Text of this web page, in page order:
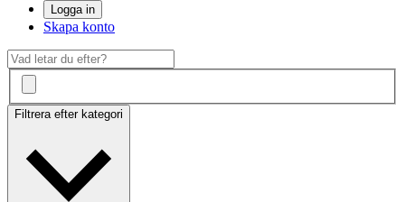
Logga in
Skapa konto
Filtrera efter kategori